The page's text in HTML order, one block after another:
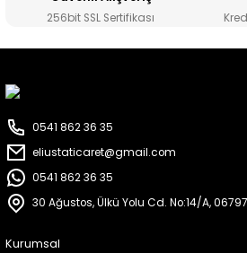
256bit SSL Sertifikası
0541 862 36 35
eliustaticaret@gmail.com
0541 862 36 35
30 Ağustos, Ülkü Yolu Cd. No:14/A,
Kurumsal